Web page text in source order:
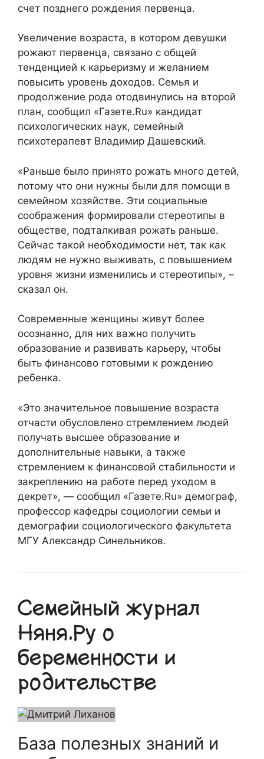
счет позднего рождения первенца.
Увеличение возраста, в котором девушки
рожают первенца, связано c общей
тенденцией к карьеризму и желанием
повысить уровень доходов. Семья и
продолжение рода отодвинулись на второй
план, сообщил «Газете.Ru» кандидат
психологических наук, семейный
психотерапевт Владимир Дашевский.
«Раньше было принято рожать много детей,
потому что они нужны были для помощи в
семейном хозяйстве. Эти социальные
соображения формировали стереотипы в
обществе, подталкивая рожать раньше.
Сейчас такой необходимости нет, так как
людям не нужно выживать, с повышением
уровня жизни изменились и стереотипы», –
сказал он.
Современные женщины живут более
осознанно, для них важно получить
образование и развивать карьеру, чтобы
быть финансово готовыми к рождению
ребенка.
«Это значительное повышение возраста
отчасти обусловлено стремлением людей
получать высшее образование и
дополнительные навыки, а также
стремлением к финансовой стабильности и
закреплению на работе перед уходом в
декрет», — сообщил «Газете.Ru» демограф,
профессор кафедры социологии семьи и
демографии социологического факультета
МГУ Александр Синельников.
Семейный журнал
Няня.Ру о
беременности и
родительстве
База полезных знаний и